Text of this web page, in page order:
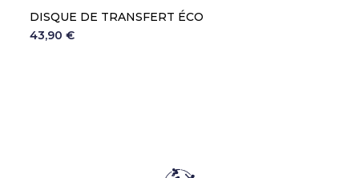
DISQUE DE TRANSFERT ÉCO
43,90 €